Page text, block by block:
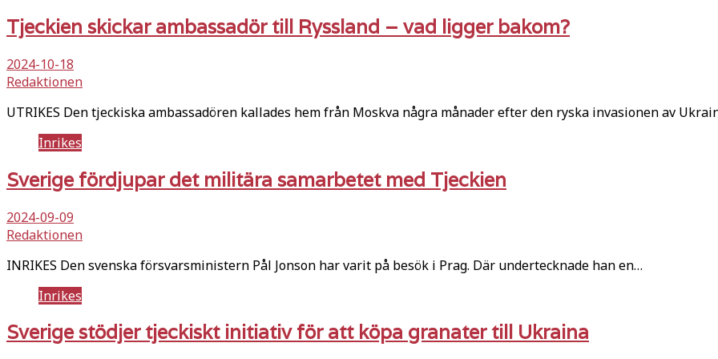
Tjeckien skickar ambassadör till Ryssland – vad ligger bakom?
2024-10-18
Redaktionen
UTRIKES Den tjeckiska ambassadören kallades hem från Moskva några månader efter den ryska invasionen av
Inrikes
Sverige fördjupar det militära samarbetet med Tjeckien
2024-09-09
Redaktionen
INRIKES Den svenska försvarsministern Pål Jonson har varit på besök i Prag. Där undertecknade han en…
Inrikes
Sverige stödjer tjeckiskt initiativ för att köpa granater till Ukraina